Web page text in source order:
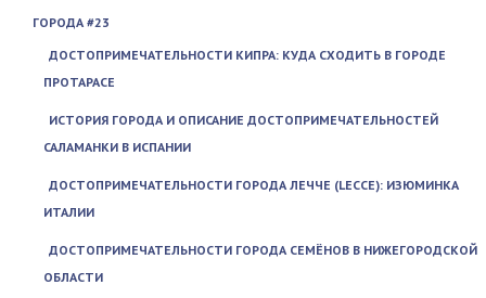
ГОРОДА #23
ДОСТОПРИМЕЧАТЕЛЬНОСТИ КИПРА: КУДА СХОДИТЬ В ГОРОДЕ
ПРОТАРАСЕ
ИСТОРИЯ ГОРОДА И ОПИСАНИЕ ДОСТОПРИМЕЧАТЕЛЬНОСТЕЙ
САЛАМАНКИ В ИСПАНИИ
ДОСТОПРИМЕЧАТЕЛЬНОСТИ ГОРОДА ЛЕЧЧЕ (LECCE): ИЗЮМИНКА
ИТАЛИИ
ДОСТОПРИМЕЧАТЕЛЬНОСТИ ГОРОДА СЕМЁНОВ В НИЖЕГОРОДСКОЙ
ОБЛАСТИ